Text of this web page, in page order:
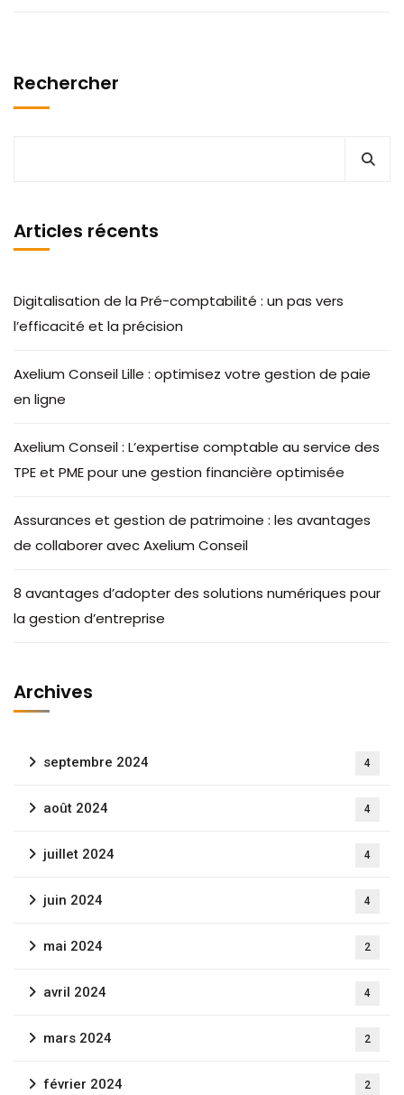
Rechercher
Articles récents
Digitalisation de la Pré-comptabilité : un pas vers
l’efficacité et la précision
Axelium Conseil Lille : optimisez votre gestion de paie
en ligne
Axelium Conseil : L’expertise comptable au service des
TPE et PME pour une gestion financière optimisée
Assurances et gestion de patrimoine : les avantages
de collaborer avec Axelium Conseil
8 avantages d’adopter des solutions numériques pour
la gestion d’entreprise
Archives
septembre 2024 4
août 2024 4
juillet 2024 4
juin 2024 4
mai 2024 2
avril 2024 4
mars 2024 2
février 2024 2